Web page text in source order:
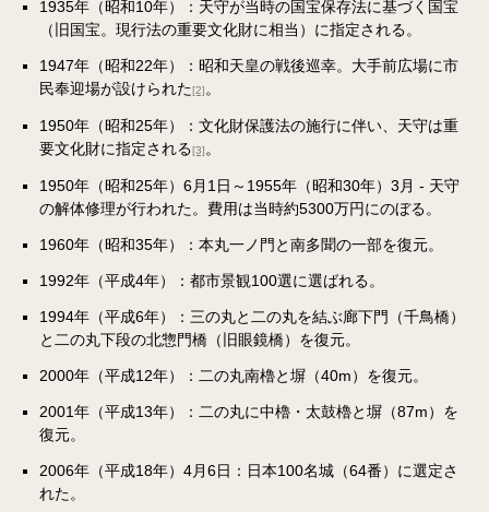
1935年（昭和10年）：天守が当時の国宝保存法に基づく国宝
（旧国宝。現行法の重要文化財に相当）に指定される。
1947年（昭和22年）：昭和天皇の戦後巡幸。大手前広場に市
民奉迎場が設けられた[2] 。
1950年（昭和25年）：文化財保護法の施行に伴い、天守は重
要文化財に指定される[3] 。
1950年（昭和25年）6月1日～1955年（昭和30年）3月 - 天守
の解体修理が行われた。費用は当時約5300万円にのぼる。
1960年（昭和35年）：本丸一ノ門と南多聞の一部を復元。
1992年（平成4年）：都市景観100選に選ばれる。
1994年（平成6年）：三の丸と二の丸を結ぶ廊下門（千鳥橋）
と二の丸下段の北惣門橋（旧眼鏡橋）を復元。
2000年（平成12年）：二の丸南櫓と塀（40m）を復元。
2001年（平成13年）：二の丸に中櫓・太鼓櫓と塀（87m）を
復元。
2006年（平成18年）4月6日：日本100名城（64番）に選定さ
れた。